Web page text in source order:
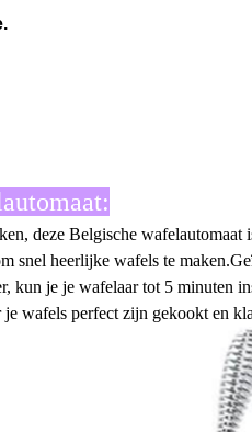
deze Belgische
snel heerlijke wafels te
kun je je wafelaar tot 5 minuten
wafels perfect zijn gekookt en